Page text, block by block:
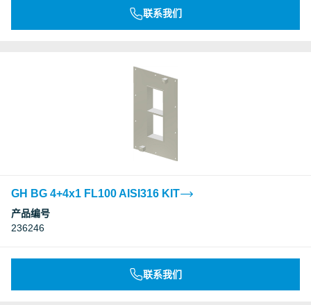
联系我们
GH BG 4+4x1 FL100 AISI316 KIT
产品编号
236246
联系我们